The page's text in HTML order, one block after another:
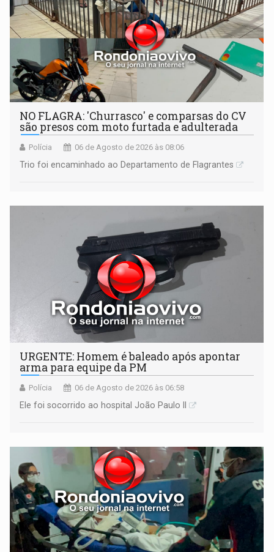
NO FLAGRA: 'Churrasco' e comparsas do CV
são presos com moto furtada e adulterada
Polícia 06 de Agosto de 2026 às 08:06
Trio foi encaminhado ao Departamento de Flagrantes
URGENTE: Homem é baleado após apontar
arma para equipe da PM
Polícia 06 de Agosto de 2026 às 06:58
Ele foi socorrido ao hospital João Paulo II